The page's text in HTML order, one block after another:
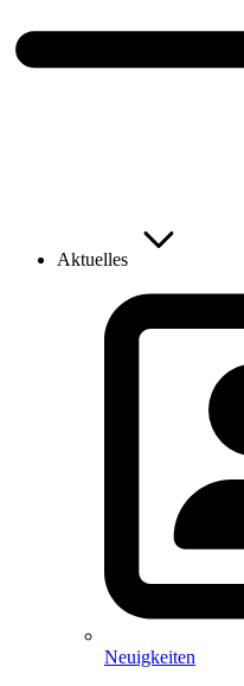
Aktuelles
Neuigkeiten